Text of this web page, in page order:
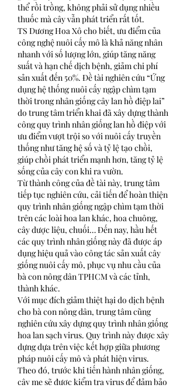
thể rồi trồng, không phải sử dụng nhiều
thuốc mà cây vẫn phát triển rất tốt.
TS Dương Hoa Xô cho biết, ưu điểm của
công nghệ nuôi cấy mô là khả năng nhân
nhanh với số lượng lớn, giúp tăng năng
suất và hạn chế dịch bệnh, giảm chi phí
sản xuất đến 50%. Đề tài nghiên cứu “Ứng
dụng hệ thống nuôi cấy ngập chìm tạm
thời trong nhân giống cây lan hồ điệp lai”
do trung tâm triển khai đã xây dựng thành
công quy trình nhân giống lan hồ điệp với
ưu điểm vượt trội so với nuôi cấy truyền
thống như tăng hệ số và tỷ lệ tạo chồi,
giúp chồi phát triển mạnh hơn, tăng tỷ lệ
sống của cây con khi ra vườn.
Từ thành công của đề tài này, trung tâm
tiếp tục nghiên cứu, cải tiến để hoàn thiện
quy trình nhân giống ngập chìm tạm thời
trên các loài hoa lan khác, hoa chuông,
cây dược liệu, chuối… Đến nay, hầu hết
các quy trình nhân giống này đã được áp
dụng hiệu quả vào công tác sản xuất cây
giống nuôi cấy mô, phục vụ nhu cầu của
bà con nông dân TPHCM và các tỉnh,
thành khác.
Với mục đích giảm thiệt hại do dịch bệnh
cho bà con nông dân, trung tâm cũng
nghiên cứu xây dựng quy trình nhân giống
hoa lan sạch virus. Quy trình này được xây
dựng dựa trên việc kết hợp giữa phương
pháp nuôi cấy mô và phát hiện virus.
Theo đó, trước khi tiến hành nhân giống,
cây mẹ sẽ được kiểm tra virus để đảm bảo